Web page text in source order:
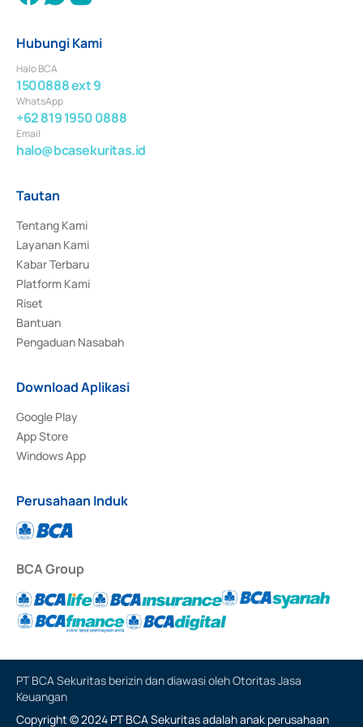
Hubungi Kami
Halo BCA
1500888 ext 9
WhatsApp
+62 819 1950 0888
Email
halo@bcasekuritas.id
Tautan
Tentang Kami
Layanan Kami
Kabar Terbaru
Platform Kami
Riset
Bantuan
Pengaduan Nasabah
Download Aplikasi
Google Play
App Store
Windows App
Perusahaan Induk
BCA Group
PT BCA Sekuritas berizin dan diawasi oleh Otoritas Jasa
Keuangan
Copyright © 2024 PT BCA Sekuritas adalah anak perusahaan